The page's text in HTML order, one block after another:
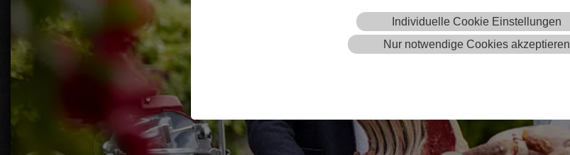
Individuelle Cookie Einstellungen
Nur notwendige Cookies akzeptieren